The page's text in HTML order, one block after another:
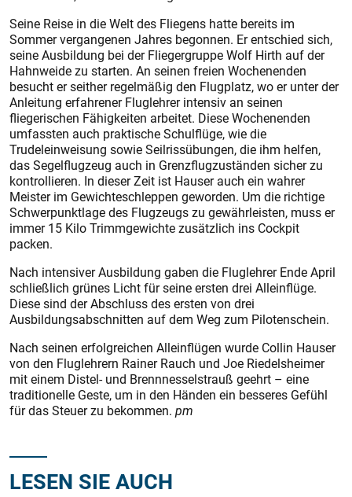
Seine Reise in die Welt des Fliegens hatte bereits im
Sommer vergangenen Jahres begonnen. Er entschied sich,
seine Ausbildung bei der Fliegergruppe Wolf Hirth auf der
Hahnweide zu starten. An seinen freien Wochenenden
besucht er seither regelmäßig den Flugplatz, wo er unter der
Anleitung erfahrener Fluglehrer intensiv an seinen
fliegerischen Fähigkeiten arbeitet. Diese Wochenenden
umfassten auch praktische Schulflüge, wie die
Trudeleinweisung sowie Seilrissübungen, die ihm helfen,
das Segelflugzeug auch in Grenzflugzuständen sicher zu
kontrollieren. In dieser Zeit ist Hauser auch ein wahrer
Meister im Gewichteschleppen geworden. Um die richtige
Schwerpunktlage des Flugzeugs zu gewährleisten, muss er
immer 15 Kilo Trimmgewichte zusätzlich ins Cockpit
packen.
Nach intensiver Ausbildung gaben die Fluglehrer Ende April
schließlich grünes Licht für seine ersten drei Alleinflüge.
Diese sind der Abschluss des ersten von drei
Ausbildungsabschnitten auf dem Weg zum Pilotenschein.
Nach seinen erfolgreichen Alleinflügen wurde Collin Hauser
von den Fluglehrern Rainer Rauch und Joe Riedelsheimer
mit einem Distel- und Brennnesselstrauß geehrt – eine
traditionelle Geste, um in den Händen ein besseres Gefühl
für das Steuer zu bekommen. pm
LESEN SIE AUCH